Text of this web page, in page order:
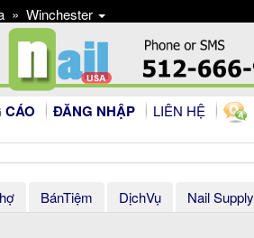
» Winchester
CÁO ĐĂNG NHẬP LIÊN HỆ
BánTiệm DịchVụ Nail Supply